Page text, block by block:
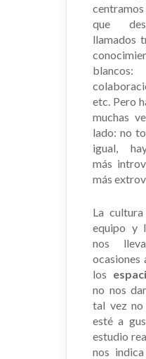
que
llamados
blancos:
etc. Pero
muchas
lado: no
igual,
más
más
La
equipo y
nos
ocasiones
los
no nos
tal vez
esté a
estudio
nos